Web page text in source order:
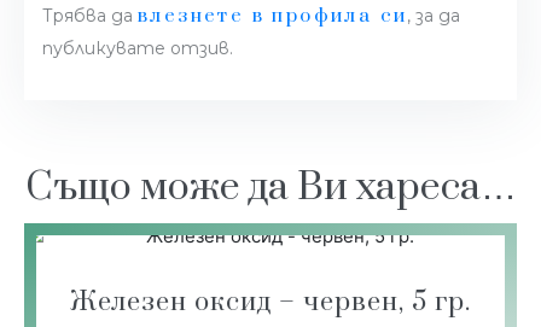
Трябва да влезнете в профила си, за да
публикувате отзив.
Също може да Ви хареса…
Железен оксид – червен, 5 гр.